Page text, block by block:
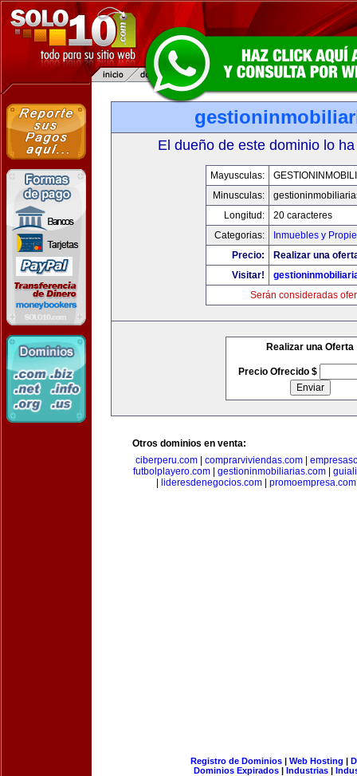
El dueño de este dominio lo
Mayusculas:
Minusculas:
Longitud:
20 caracteres
Categorias:
Inmuebles y
Precio:
Realizar una
Visitar!
Serán consideradas
Realizar una Oferta
Precio Ofrecido $
Otros dominios en venta:
ciberperu.com
comprarviviendas.com
futbolplayero.com| gestioninmobiliarias.com|
lideresdenegocios.com promoempresa.com
Registro de Dominios| Web Hosting |
Dominios Expirados | Industrias |